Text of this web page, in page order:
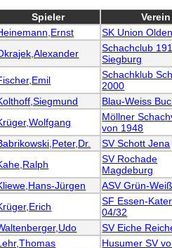
Spieler
Verein
SK Union
Schachclub
Siegburg
Schachklub
2000
Blau-Weiss
Möllner
von 1948
SV Schott Jena
SV Rochade
Magdeburg
Jürgen
ASV Grün-
SF Essen-
04/32
SV Eiche
Husumer SV